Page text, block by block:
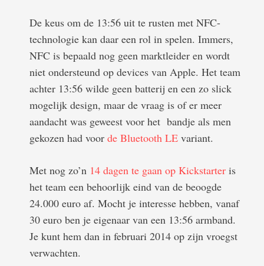
De keus om de 13:56 uit te rusten met NFC-
technologie kan daar een rol in spelen. Immers,
NFC is bepaald nog geen marktleider en wordt
niet ondersteund op devices van Apple. Het team
achter 13:56 wilde geen batterij en een zo slick
mogelijk design, maar de vraag is of er meer
aandacht was geweest voor het bandje als men
gekozen had voor de Bluetooth LE variant.
Met nog zo’n 14 dagen te gaan op Kickstarter is
het team een behoorlijk eind van de beoogde
24.000 euro af. Mocht je interesse hebben, vanaf
30 euro ben je eigenaar van een 13:56 armband.
Je kunt hem dan in februari 2014 op zijn vroegst
verwachten.